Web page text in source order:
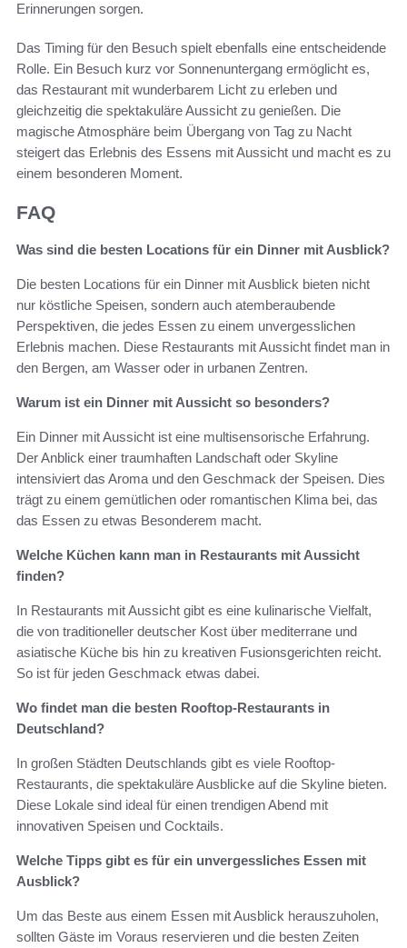
Erinnerungen sorgen.
Das Timing für den Besuch spielt ebenfalls eine entscheidende
Rolle. Ein Besuch kurz vor Sonnenuntergang ermöglicht es,
das Restaurant mit wunderbarem Licht zu erleben und
gleichzeitig die spektakuläre Aussicht zu genießen. Die
magische Atmosphäre beim Übergang von Tag zu Nacht
steigert das Erlebnis des Essens mit Aussicht und macht es zu
einem besonderen Moment.
FAQ
Was sind die besten Locations für ein Dinner mit Ausblick?
Die besten Locations für ein Dinner mit Ausblick bieten nicht
nur köstliche Speisen, sondern auch atemberaubende
Perspektiven, die jedes Essen zu einem unvergesslichen
Erlebnis machen. Diese Restaurants mit Aussicht findet man in
den Bergen, am Wasser oder in urbanen Zentren.
Warum ist ein Dinner mit Aussicht so besonders?
Ein Dinner mit Aussicht ist eine multisensorische Erfahrung.
Der Anblick einer traumhaften Landschaft oder Skyline
intensiviert das Aroma und den Geschmack der Speisen. Dies
trägt zu einem gemütlichen oder romantischen Klima bei, das
das Essen zu etwas Besonderem macht.
Welche Küchen kann man in Restaurants mit Aussicht
finden?
In Restaurants mit Aussicht gibt es eine kulinarische Vielfalt,
die von traditioneller deutscher Kost über mediterrane und
asiatische Küche bis hin zu kreativen Fusionsgerichten reicht.
So ist für jeden Geschmack etwas dabei.
Wo findet man die besten Rooftop-Restaurants in
Deutschland?
In großen Städten Deutschlands gibt es viele Rooftop-
Restaurants, die spektakuläre Ausblicke auf die Skyline bieten.
Diese Lokale sind ideal für einen trendigen Abend mit
innovativen Speisen und Cocktails.
Welche Tipps gibt es für ein unvergessliches Essen mit
Ausblick?
Um das Beste aus einem Essen mit Ausblick herauszuholen,
sollten Gäste im Voraus reservieren und die besten Zeiten